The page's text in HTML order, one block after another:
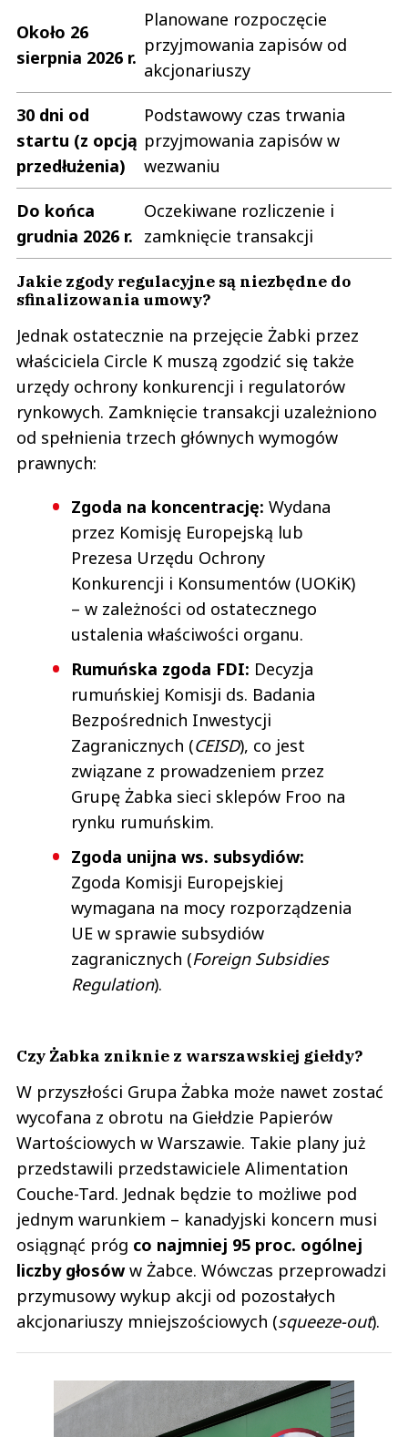
Około 26
sierpnia 2026 r.
Planowane rozpoczęcie
przyjmowania zapisów od
akcjonariuszy
30 dni od
startu (z opcją
przedłużenia)
Podstawowy czas trwania
przyjmowania zapisów w
wezwaniu
Do końca
grudnia 2026 r.
Oczekiwane rozliczenie i
zamknięcie transakcji
Jakie zgody regulacyjne są niezbędne do
sfinalizowania umowy?
Jednak ostatecznie na przejęcie Żabki przez
właściciela Circle K muszą zgodzić się także
urzędy ochrony konkurencji i regulatorów
rynkowych. Zamknięcie transakcji uzależniono
od spełnienia trzech głównych wymogów
prawnych:
Zgoda na koncentrację: Wydana
przez Komisję Europejską lub
Prezesa Urzędu Ochrony
Konkurencji i Konsumentów (UOKiK)
– w zależności od ostatecznego
ustalenia właściwości organu.
Rumuńska zgoda FDI: Decyzja
rumuńskiej Komisji ds. Badania
Bezpośrednich Inwestycji
Zagranicznych (CEISD), co jest
związane z prowadzeniem przez
Grupę Żabka sieci sklepów Froo na
rynku rumuńskim.
Zgoda unijna ws. subsydiów:
Zgoda Komisji Europejskiej
wymagana na mocy rozporządzenia
UE w sprawie subsydiów
zagranicznych (Foreign Subsidies
Regulation).
Czy Żabka zniknie z warszawskiej giełdy?
W przyszłości Grupa Żabka może nawet zostać
wycofana z obrotu na Giełdzie Papierów
Wartościowych w Warszawie. Takie plany już
przedstawili przedstawiciele Alimentation
Couche-Tard. Jednak będzie to możliwe pod
jednym warunkiem – kanadyjski koncern musi
osiągnąć próg co najmniej 95 proc. ogólnej
liczby głosóww Żabce. Wówczas przeprowadzi
przymusowy wykup akcji od pozostałych
akcjonariuszy mniejszościowych (squeeze-out).